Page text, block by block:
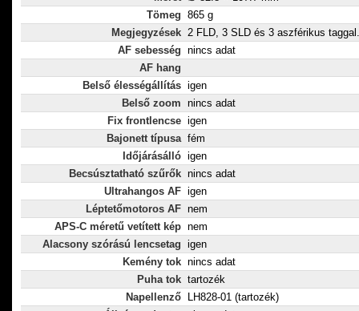
Tömeg 865 g
Megjegyzések 2 FLD, 3 SLD és 3 aszférikus taggal.
AF sebesség nincs adat
AF hang
Belső élességállítás igen
Belső zoom nincs adat
Fix frontlencse igen
Bajonett típusa fém
Időjárásálló igen
Becsúsztatható szűrők nincs adat
Ultrahangos AF igen
Léptetőmotoros AF nem
APS-C méretű vetített kép nem
Alacsony szórású lencsetag igen
Kemény tok nincs adat
Puha tok tartozék
Napellenző
LH828-01 (tartozék)